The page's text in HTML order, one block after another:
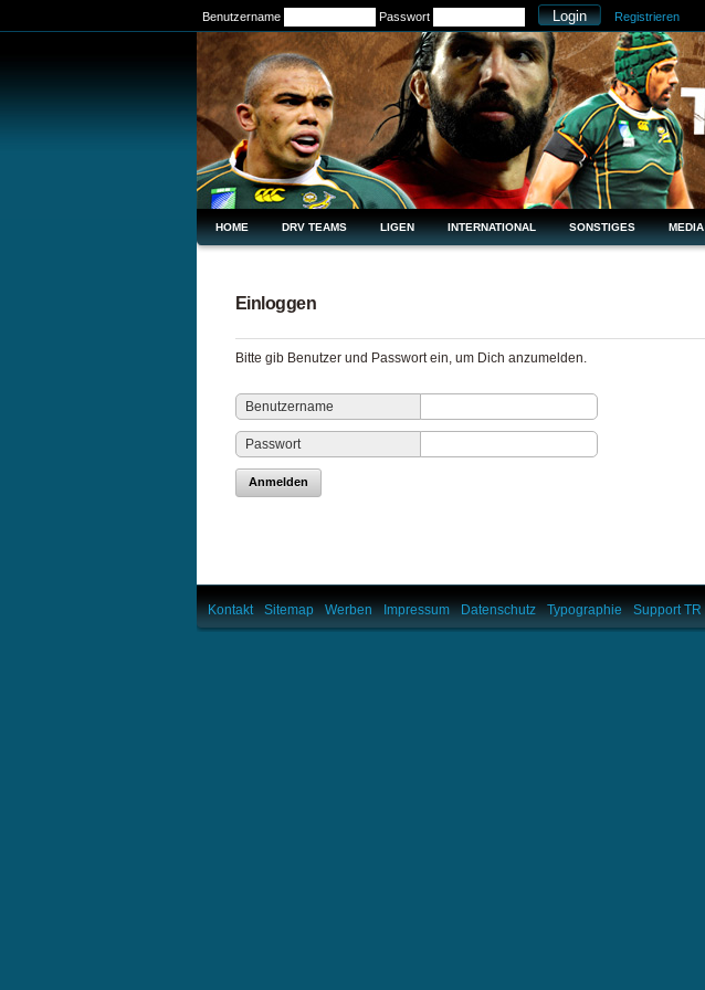
Benutzername Passwort Registrieren
HOME DRV TEAMS LIGEN INTERNATIONAL SONSTIGES MEDIA
Einloggen
Bitte gib Benutzer und Passwort ein, um Dich anzumelden.
Benutzername
Passwort
Anmelden
Kontakt Sitemap Werben Impressum Datenschutz Typographie Support TR